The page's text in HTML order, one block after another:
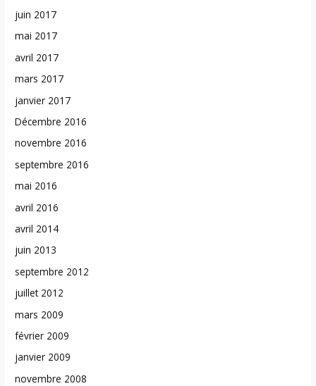
juin 2017
mai 2017
avril 2017
mars 2017
janvier 2017
Décembre 2016
novembre 2016
septembre 2016
mai 2016
avril 2016
avril 2014
juin 2013
septembre 2012
juillet 2012
mars 2009
février 2009
janvier 2009
novembre 2008